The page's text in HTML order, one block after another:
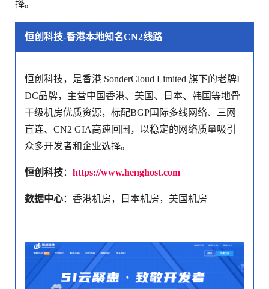
择。
恒创科技-香港本地知名CN2线路
恒创科技，是香港 SonderCloud Limited 旗下的老牌I
DC品牌，主营中国香港、美国、日本、韩国等地骨
干级机房优质资源，标配BGP国际多线网络、三网
直连、CN2 GIA高速回国，以稳定的网络质量吸引
众多开发者和企业选择。
恒创科技： https://www.henghost.com
数据中心：香港机房，日本机房，美国机房